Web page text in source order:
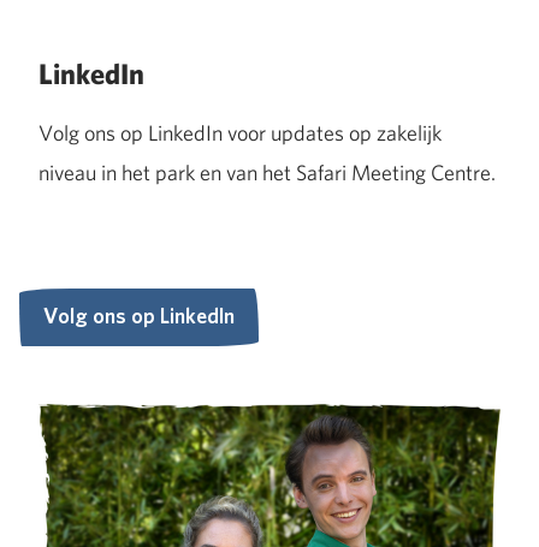
LinkedIn
Volg ons op LinkedIn voor updates op zakelijk
niveau in het park en van het Safari Meeting Centre.
Volg ons op LinkedIn